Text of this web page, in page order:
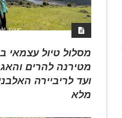
מסלול טיול עצמאי
מטירנה להרים
ועד לריביירה
מלא